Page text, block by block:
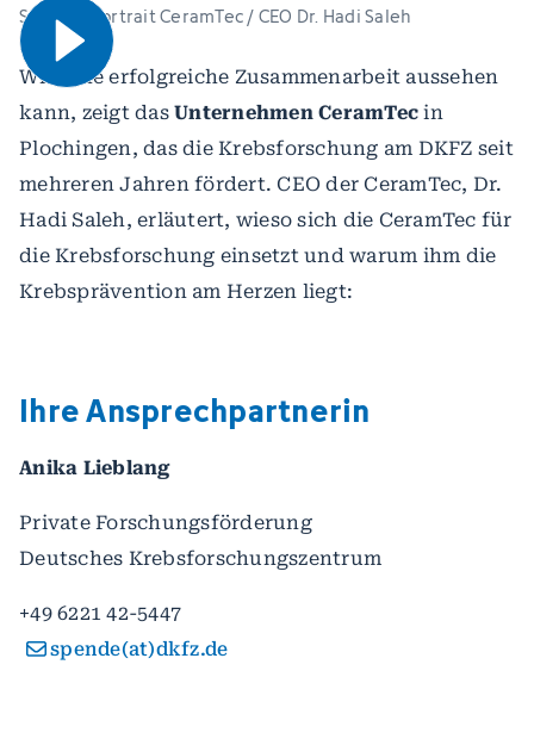
Spenderportrait CeramTec / CEO Dr. Hadi Saleh
Wie eine erfolgreiche Zusammenarbeit aussehen
kann, zeigt das Unternehmen CeramTec in
Plochingen, das die Krebsforschung am DKFZ seit
mehreren Jahren fördert. CEO der CeramTec, Dr.
Hadi Saleh, erläutert, wieso sich die CeramTec für
die Krebsforschung einsetzt und warum ihm die
Krebsprävention am Herzen liegt:
Ihre Ansprechpartnerin
Anika Lieblang
Private Forschungsförderung
Deutsches Krebsforschungszentrum
+49 6221 42-5447
spende(at)dkfz.de